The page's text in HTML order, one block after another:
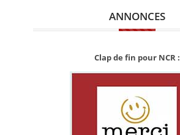
ANNONCES
Clap de fin pour NCR :